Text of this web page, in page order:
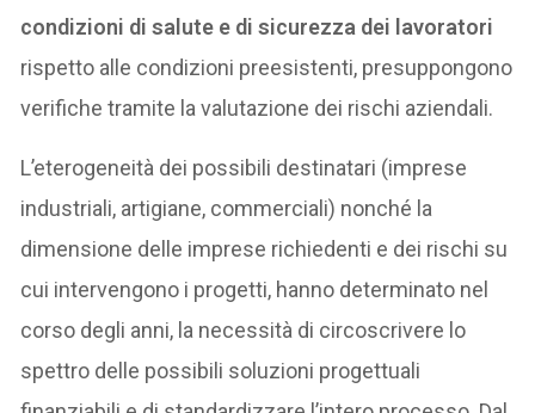
condizioni di salute e di sicurezza dei lavoratori
rispetto alle condizioni preesistenti, presuppongono
verifiche tramite la valutazione dei rischi aziendali.
L’eterogeneità dei possibili destinatari (imprese
industriali, artigiane, commerciali) nonché la
dimensione delle imprese richiedenti e dei rischi su
cui intervengono i progetti, hanno determinato nel
corso degli anni, la necessità di circoscrivere lo
spettro delle possibili soluzioni progettuali